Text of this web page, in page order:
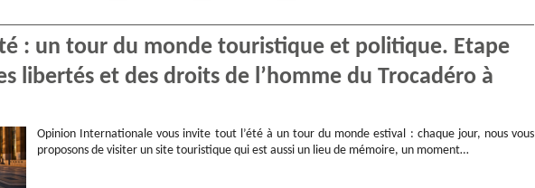
: un tour du monde touristique et politique. Etape
libertés et des droits de l’homme du Trocadéro à
Opinion Internationale vous invite tout l’été à un tour du monde estival : chaque jour, nous vous
proposons de visiter un site touristique qui est aussi un lieu de mémoire, un moment…